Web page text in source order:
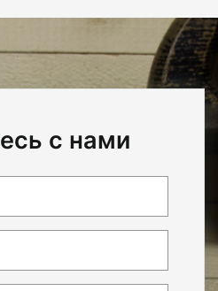
с нами